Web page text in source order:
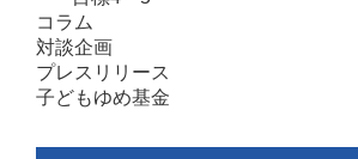
コラム
対談企画
プレスリリース
子どもゆめ基金